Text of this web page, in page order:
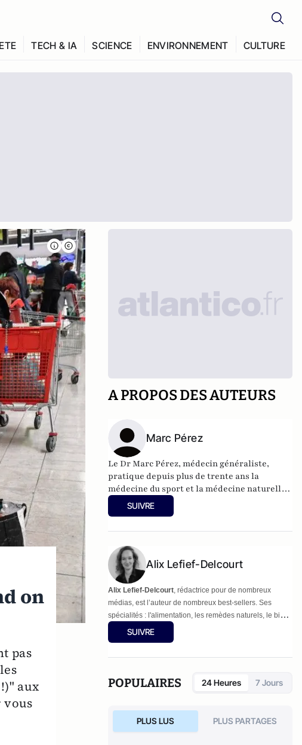
TECH & IA SCIENCE ENVIRONNEMENT CULTURE
on
pas
aux
vous
A PROPOS DES AUTEURS
Marc Pérez
Le Dr Marc Pérez, médecin généraliste,
pratique depuis plus de trente ans la
médecine du sport et la médecine naturelle
ostéopathique. Il est également formé en
médecine chinoise, phytothérapie,
SUIVRE
Alix Lefief-Delcourt
Alix Lefief-Delcourt , rédactrice pour de nombreux
médias, est l’auteur de nombreux best-sellers. Ses
spécialités : l'alimentation, les remèdes naturels, le bio,
la cuisine... Elle est notamment l'auteur de
conserver ses aliments, c'est malin
SUIVRE
POPULAIRES 24 Heures 7 Jours
PLUS LUS PLUS PARTAGES